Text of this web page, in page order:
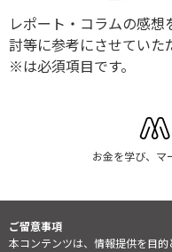
レポート・コラムの感
討等に参考にさせていた
※は必須項目です。
お金を学び、マ
ご留意事項
本コンテンツは、情報提供を目的